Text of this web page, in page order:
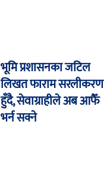
भूमि प्रशासनका जटिल
लिखत फाराम सरलीकरण
हुँदै, सेवाग्राहीले अब आफैँ
भर्न सक्ने